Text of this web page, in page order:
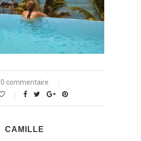
0 commentaire
CAMILLE